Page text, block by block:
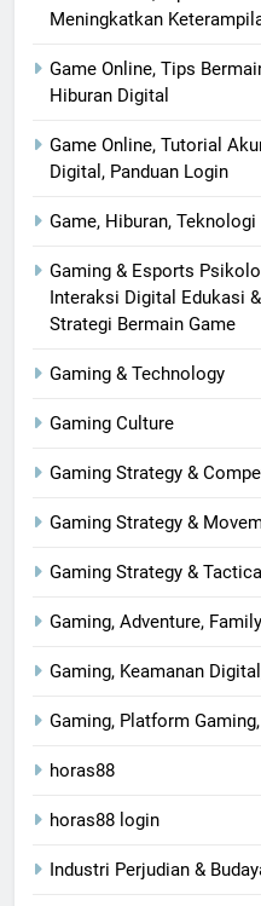
Meningkatkan
Game Online, Tips
Hiburan Digital
Game Online, Tutorial
Digital, Panduan Login
Game, Hiburan, Teknologi
Gaming & Esports
Interaksi Digital Edukasi
Strategi Bermain Game
Gaming & Technology
Gaming Culture
Gaming Strategy &
Gaming Strategy &
Gaming Strategy &
Gaming, Adventure,
Gaming, Keamanan
Gaming, Platform
horas88
horas88 login
Industri Perjudian &